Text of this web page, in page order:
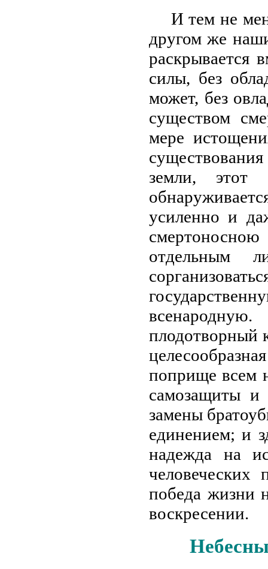
И тем не
другом же
раскрывается
силы, без
может, без
существом
мере
земли,
усиленно и
отдельным
плодотворный
поприще всем
самозащиты и
замены
единением; и
надежда на
победа жизни
воскресении.